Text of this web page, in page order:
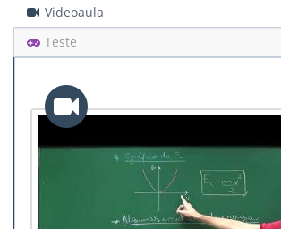
Videoaula
Teste